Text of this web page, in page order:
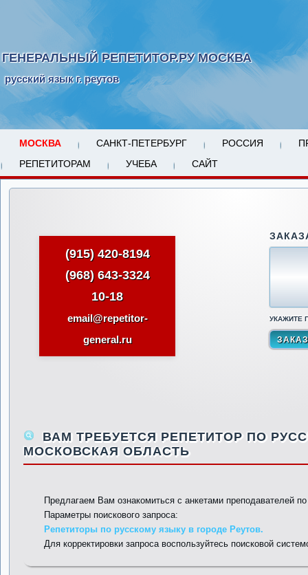
ГЕНЕРАЛЬНЫЙ РЕПЕТИТОР.РУ МОСКВА
русский язык г. реутов
МОСКВА САНКТ-ПЕТЕРБУРГ РОССИЯ
РЕПЕТИТОРАМ
УЧЕБА САЙТ
(915) 420-8194
(968) 643-3324
10-18
email@repetitor-
general.ru
УКАЖИТЕ
ВАМ ТРЕБУЕТСЯ РЕПЕТИТОР ПО
МОСКОВСКАЯ ОБЛАСТЬ
Предлагаем Вам ознакомиться с анкетами преподавателей
Параметры поискового запроса:
Репетиторы по русскому языку в городе Реутов.
Для корректировки запроса воспользуйтесь поисковой